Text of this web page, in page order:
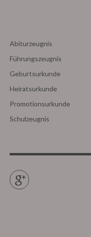
Abiturzeugnis
Führungszeugnis
Geburtsurkunde
Heiratsurkunde
Promotionsurkunde
Schulzeugnis
Google+